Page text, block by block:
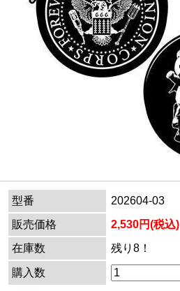
型番
202604-03
販売価格
2,530円(税込)
在庫数
残り8！
購入数